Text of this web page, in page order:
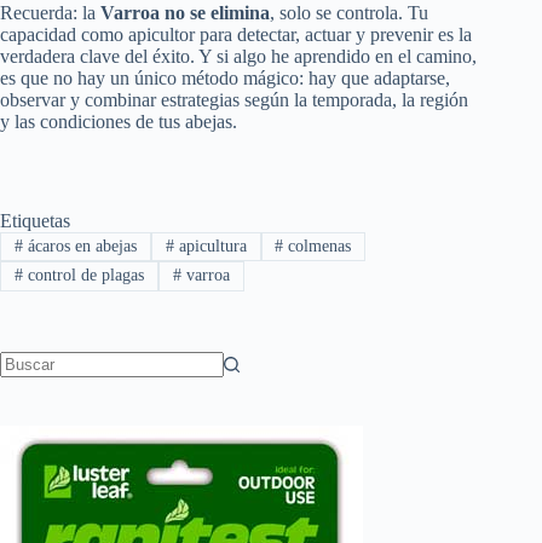
Recuerda: la Varroa no se elimina, solo se controla. Tu
capacidad como apicultor para detectar, actuar y prevenir es la
verdadera clave del éxito. Y si algo he aprendido en el camino,
es que no hay un único método mágico: hay que adaptarse,
observar y combinar estrategias según la temporada, la región
y las condiciones de tus abejas.
Etiquetas
#ácaros en abejas #apicultura # colmenas
#control de plagas #varroa